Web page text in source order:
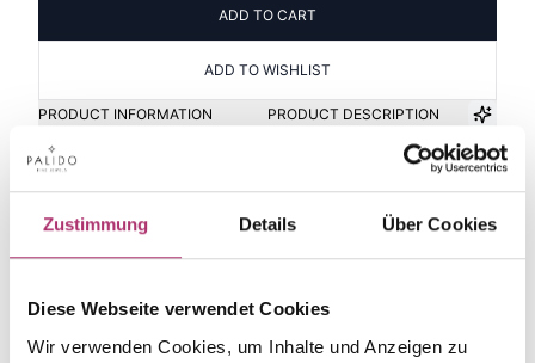
Zustimmung Details Über Cookies
Diese Webseite verwendet Cookies
Wir verwenden Cookies, um Inhalte und Anzeigen zu
ADD TO CART
ADD TO WISHLIST
PRODUCT INFORMATION PRODUCT DESCRIPTION
Item group
Anhänger Buchstabe
Material
Weight
Serial number
9010595786808
-